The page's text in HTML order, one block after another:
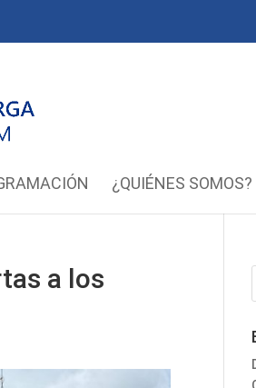
¿QUIÉNES SOMOS?
a los